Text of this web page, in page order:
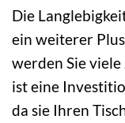
Die
ein weiterer
werden Sie viele
ist eine
da sie Ihren